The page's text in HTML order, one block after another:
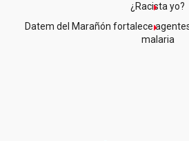
¿Racista yo?
Datem del Marañón fortalece
malaria